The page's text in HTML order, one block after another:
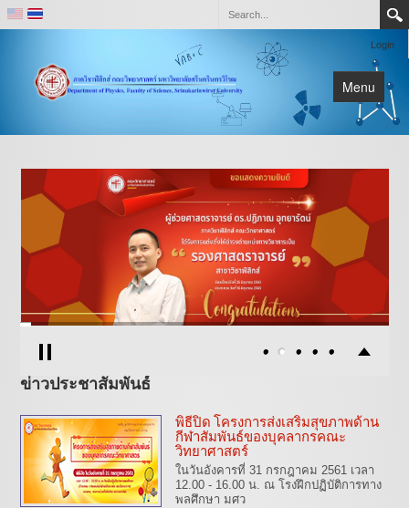
Login
Menu
หน้าหลัก
เกี่ยวกับภาควิชา
ติดต่อ
ห้องปฏิบัติการและหน่วยวิจัย
ข่าวประชาสัมพันธ์
พิธีปิด โครงการส่งเสริมสุขภาพด้าน
กีฬาสัมพันธ์ของบุคลากรคณะ
วิทยาศาสตร์
ในวันอังคารที่ 31 กรกฎาคม 2561 เวลา
12.00 - 16.00 น. ณ โรงฝึกปฏิบัติการทาง
พลศึกษา มศว